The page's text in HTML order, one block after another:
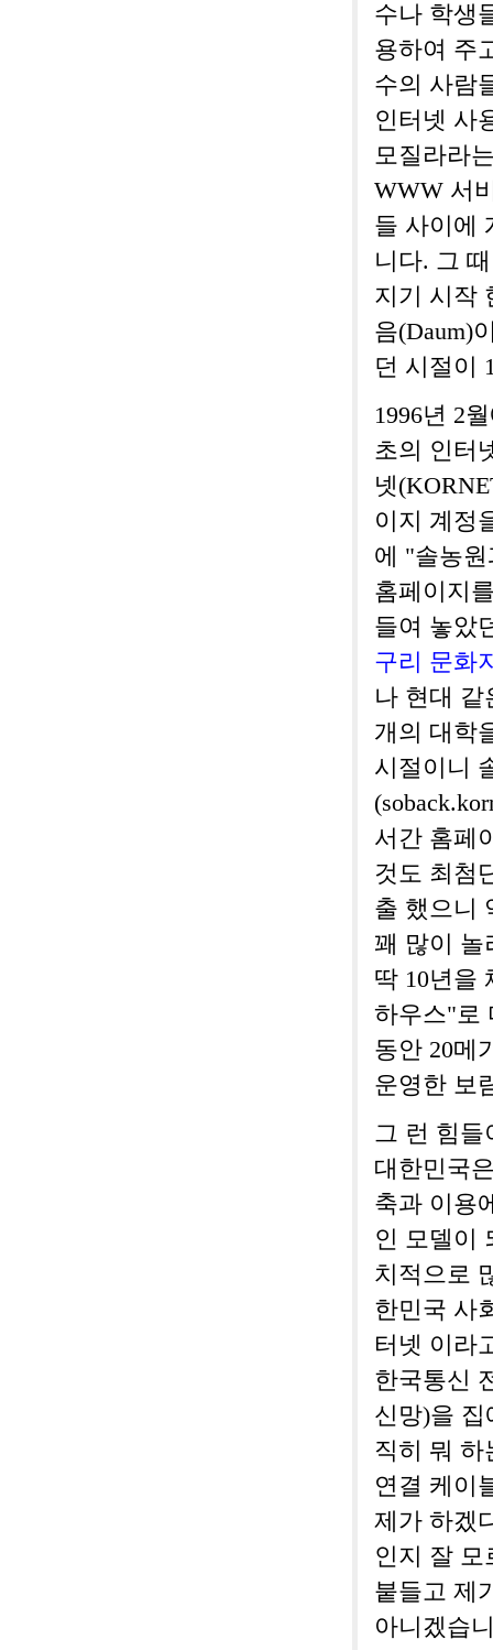
수나 학생
용하여 주
수의 사람
인터넷 사
모질라라
WWW 서
들 사이에
니다. 그
지기 시작
음(Daum)
던 시절이
1996년 2
초의 인터
넷
이지 계정
에 "솔농
홈페이지
들여 놓았
구리 문화
나 현대 같
개의 대학
시절이니
서간 홈페
것도 최첨
출 했으니
꽤 많이 놀
딱 10년을
하우스"로
동안 20메
운영한 보
그 런 힘들
대한민국
축과 이용
인 모델이
치적으로
한민국 사
터넷 이라
한국통신
신망)을
직히 뭐 하
연결 케이
제가 하겠
인지 잘 모
붙들고 제
아니겠습